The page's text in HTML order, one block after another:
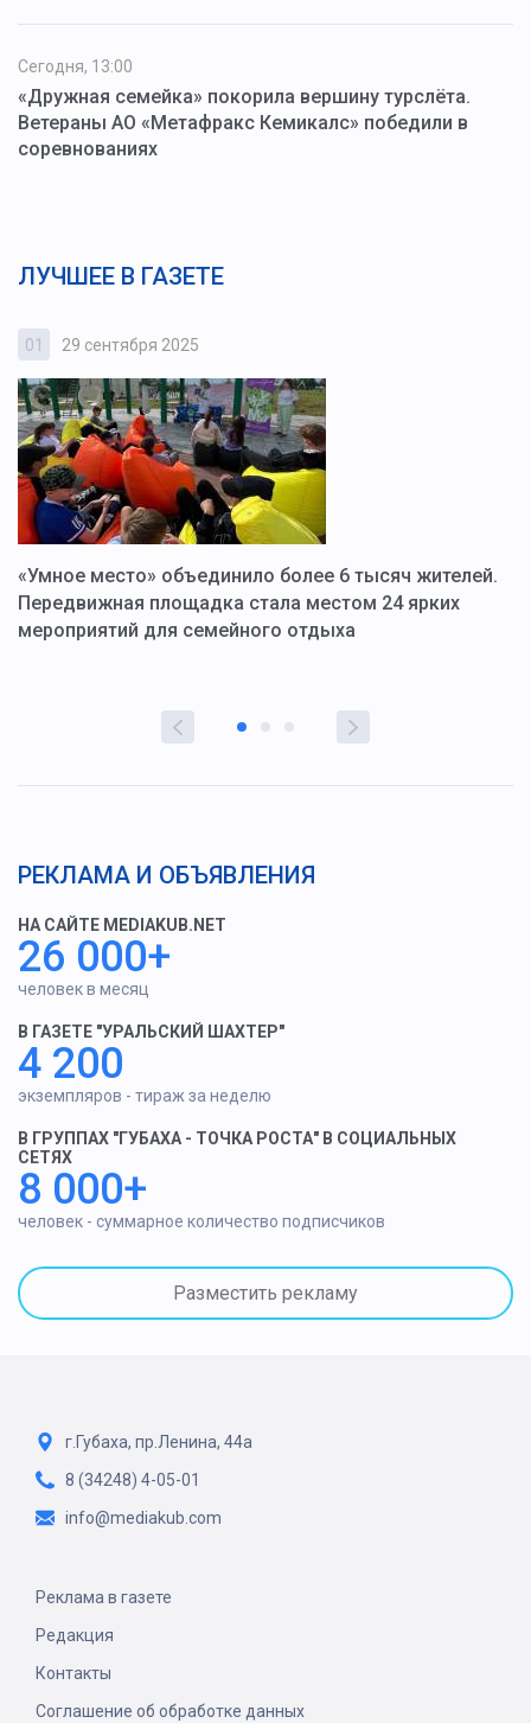
Сегодня, 13:00
«Дружная семейка» покорила вершину турслёта.
Ветераны АО «Метафракс Кемикалс» победили в
соревнованиях
ЛУЧШЕЕ В ГАЗЕТЕ
01 29 сентября 2025
«Умное место» объединило более 6 тысяч жителей.
Передвижная площадка стала местом 24 ярких
мероприятий для семейного отдыха
РЕКЛАМА И ОБЪЯВЛЕНИЯ
НА САЙТЕ MEDIAKUB.NET
26 000+
человек в месяц
В ГАЗЕТЕ "УРАЛЬСКИЙ ШАХТЕР"
4 200
экземпляров - тираж за неделю
В ГРУППАХ "ГУБАХА - ТОЧКА РОСТА" В СОЦИАЛЬНЫХ
СЕТЯХ
8 000+
человек - суммарное количество подписчиков
Разместить рекламу
г.Губаха, пр.Ленина, 44а
8 (34248) 4-05-01
info@mediakub.com
Реклама в газете
Редакция
Контакты
Соглашение об обработке данных